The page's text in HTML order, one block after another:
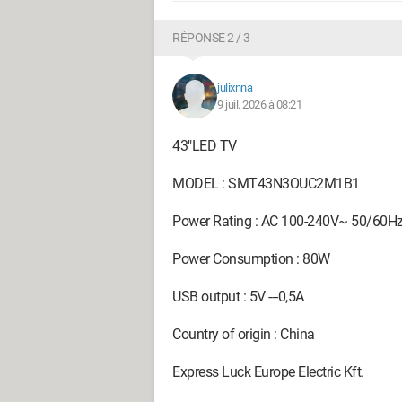
RÉPONSE 2 / 3
julixnna
9 juil. 2026 à 08:21
43"LED TV
MODEL : SMT43N3OUC2M1B1
Power Rating : AC 100-240V~ 50/
Power Consumption : 80W
USB output : 5V ---0,5A
Country of origin : China
Express Luck Europe Electric Kft.